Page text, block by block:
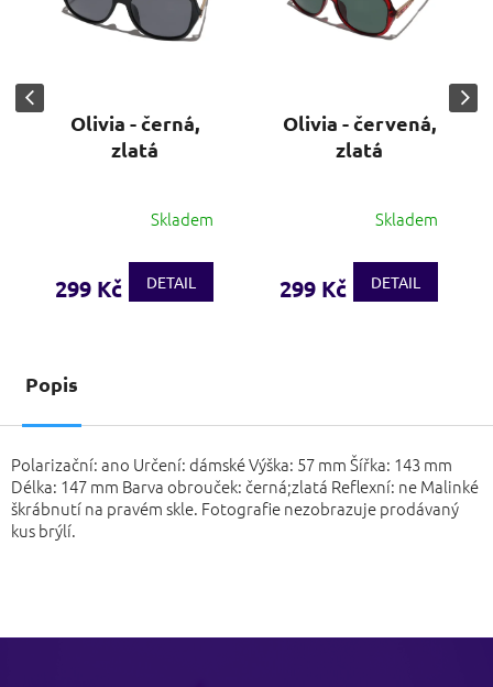
Olivia - černá,
zlatá
Skladem
299 Kč DETAIL
Olivia - červená,
zlatá
Skladem
299 Kč DETAIL
Popis
Polarizační: ano Určení: dámské Výška: 57 mm Šířka: 143 mm
Délka: 147 mm Barva obrouček: černá;zlatá Reflexní: ne Malinké
škrábnutí na pravém skle. Fotografie nezobrazuje prodávaný
kus brýlí.